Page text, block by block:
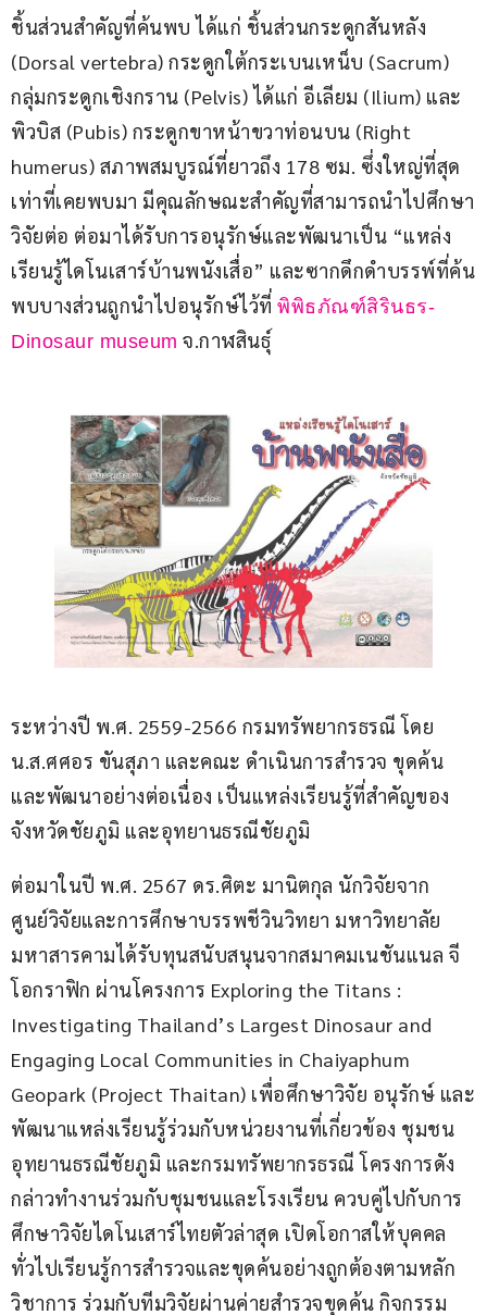
ชิ้นส่วนสำคัญที่ค้นพบ ได้แก่ ชิ้นส่วนกระดูกสันหลัง
(Dorsal vertebra) กระดูกใต้กระเบนเหน็บ (Sacrum)
กลุ่มกระดูกเชิงกราน (Pelvis) ได้แก่ อีเลียม (Ilium) และ
พิวบิส (Pubis) กระดูกขาหน้าขวาท่อนบน (Right
humerus) สภาพสมบูรณ์ที่ยาวถึง 178 ซม. ซึ่งใหญ่ที่สุด
เท่าที่เคยพบมา มีคุณลักษณะสำคัญที่สามารถนำไปศึกษา
วิจัยต่อ ต่อมาได้รับการอนุรักษ์และพัฒนาเป็น “แหล่ง
เรียนรู้ไดโนเสาร์บ้านพนังเสื่อ” และซากดึกดำบรรพ์ที่ค้น
พบบางส่วนถูกนำไปอนุรักษ์ไว้ที่ พิพิธภัณฑ์สิรินธร-
Dinosaur museum จ.กาฬสินธุ์
ระหว่างปี พ.ศ. 2559-2566 กรมทรัพยากรธรณี โดย
น.ส.ศศอร ขันสุภา และคณะ ดำเนินการสำรวจ ขุดค้น
และพัฒนาอย่างต่อเนื่อง เป็นแหล่งเรียนรู้ที่สำคัญของ
จังหวัดชัยภูมิ และอุทยานธรณีชัยภูมิ
ต่อมาในปี พ.ศ. 2567 ดร.ศิตะ มานิตกุล นักวิจัยจาก
ศูนย์วิจัยและการศึกษาบรรพชีวินวิทยา มหาวิทยาลัย
มหาสารคามได้รับทุนสนับสนุนจากสมาคมเนชันแนล จี
โอกราฟิก ผ่านโครงการ Exploring the Titans :
Investigating Thailand’s Largest Dinosaur and
Engaging Local Communities in Chaiyaphum
Geopark (Project Thaitan) เพื่อศึกษาวิจัย อนุรักษ์ และ
พัฒนาแหล่งเรียนรู้ร่วมกับหน่วยงานที่เกี่ยวข้อง ชุมชน
อุทยานธรณีชัยภูมิ และกรมทรัพยากรธรณี โครงการดัง
กล่าวทำงานร่วมกับชุมชนและโรงเรียน ควบคู่ไปกับการ
ศึกษาวิจัยไดโนเสาร์ไทยตัวล่าสุด เปิดโอกาสให้บุคคล
ทั่วไปเรียนรู้การสำรวจและขุดค้นอย่างถูกต้องตามหลัก
วิชาการ ร่วมกับทีมวิจัยผ่านค่ายสำรวจขุดค้น กิจกรรม